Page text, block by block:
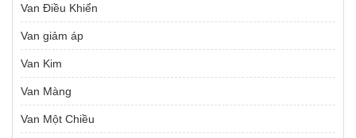
Van Điều Khiển
Van giảm áp
Van Kim
Van Màng
Van Một Chiều